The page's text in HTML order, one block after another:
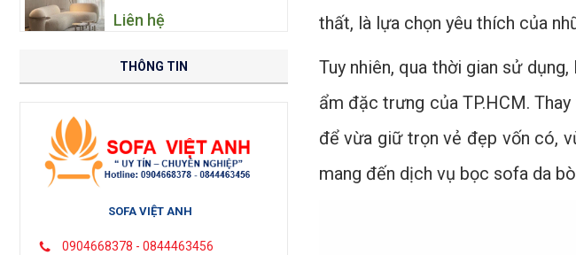
Liên hệ
THÔNG TIN
SOFA VIỆT ANH
0904668378 - 0844463456
thất, là lựa chọn yêu thích của
Tuy nhiên, qua thời gian sử
ẩm đặc trưng của TP.HCM.
để vừa giữ trọn vẻ đẹp vốn có,
mang đến dịch vụ bọc sofa da